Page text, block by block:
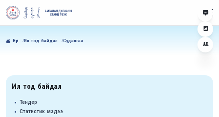
Нүүр Ил тод байдал Судалгаа
Ил тод байдал
Тендер
Статистик мэдээ